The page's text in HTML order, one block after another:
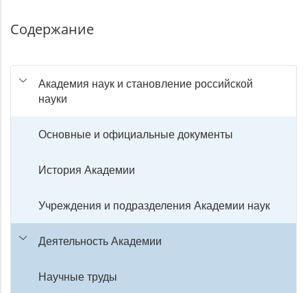
Содержание
Академия наук и становление российской
науки
Основные и официальные документы
История Академии
Учреждения и подразделения Академии наук
Деятельность Академии
Научные труды